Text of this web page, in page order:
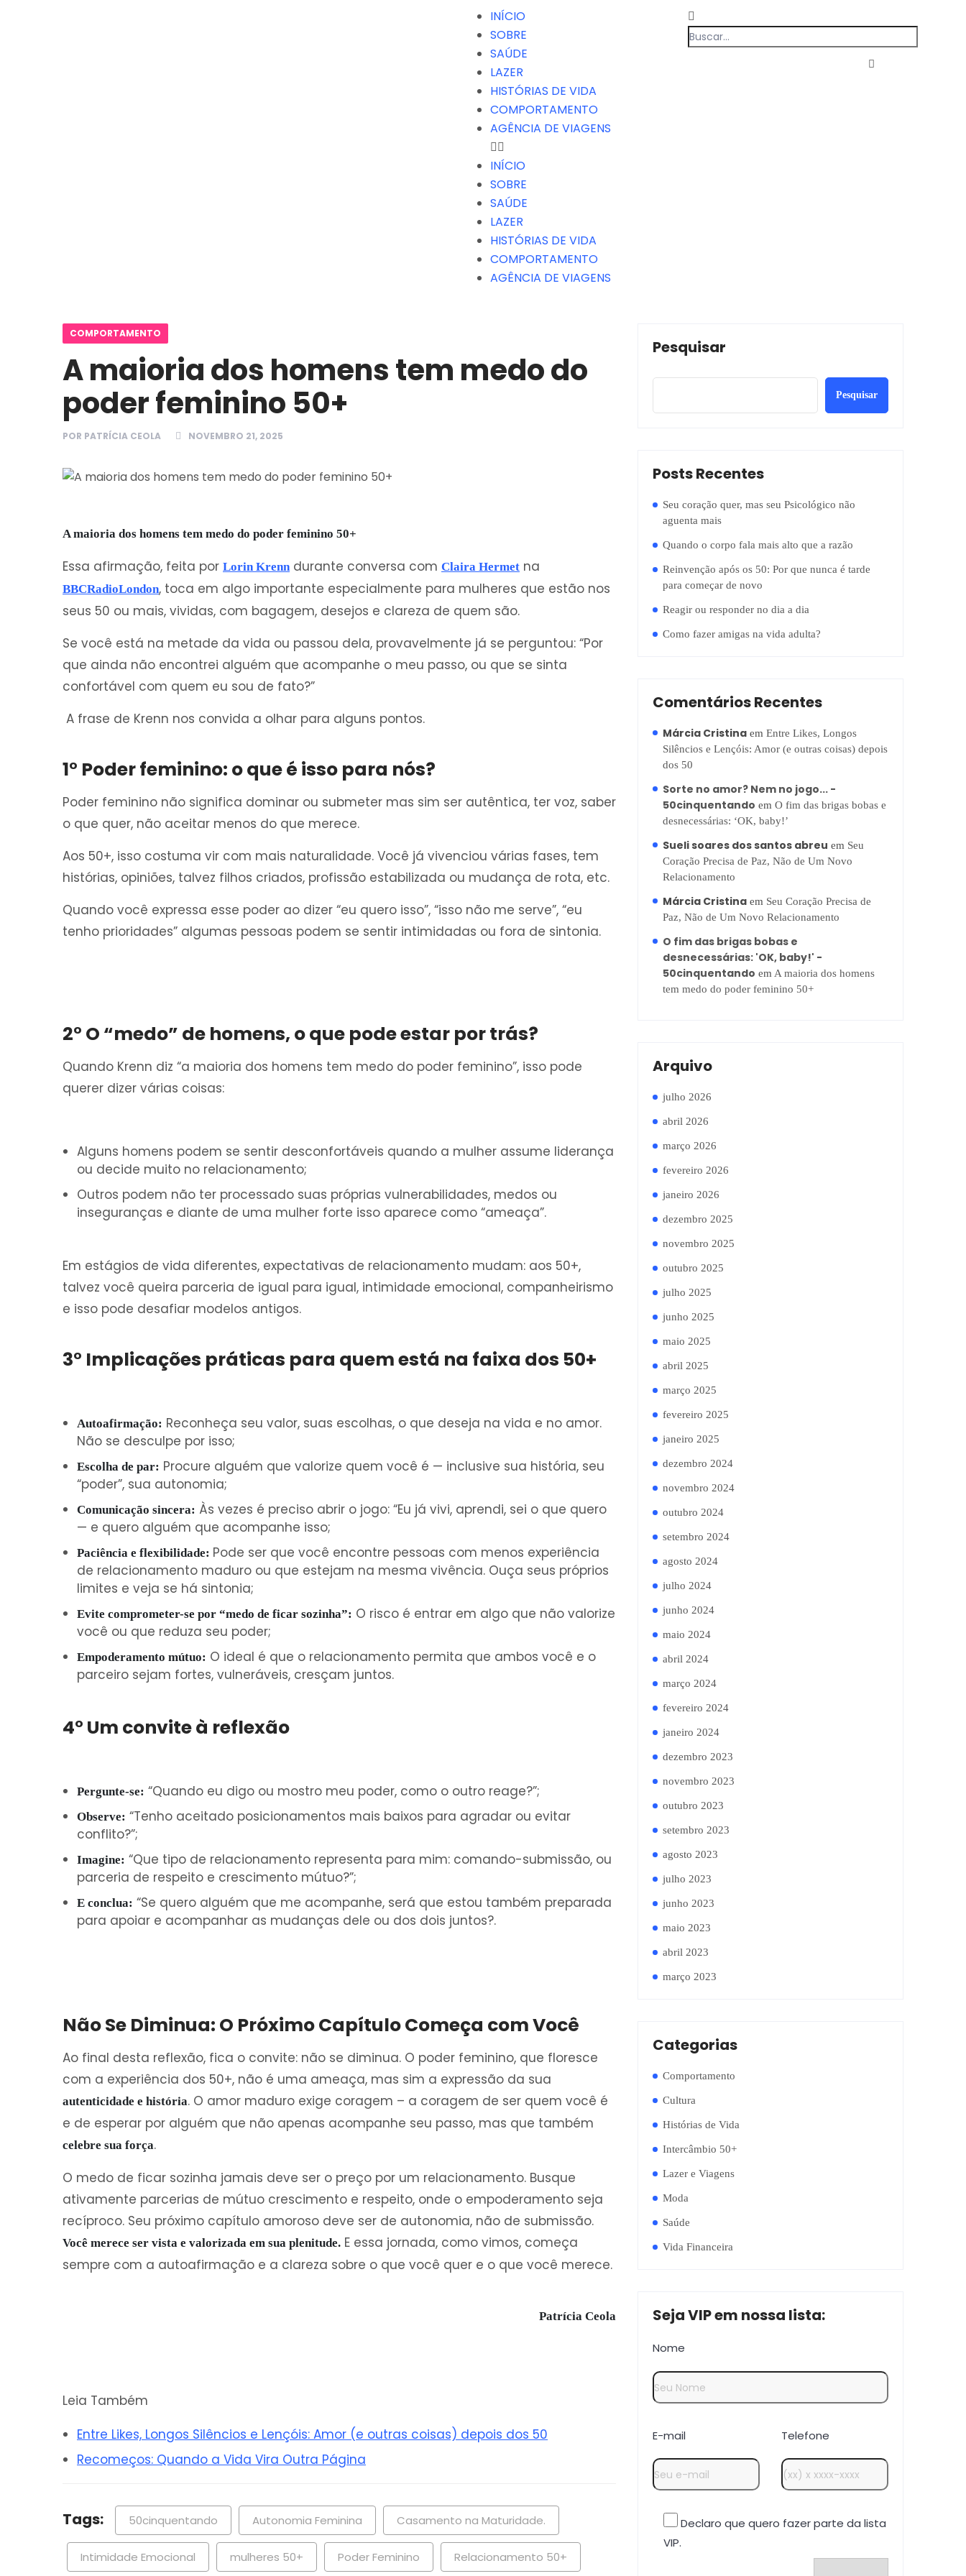
INÍCIO
SOBRE
SAÚDE
LAZER
HISTÓRIAS DE VIDA
COMPORTAMENTO
AGÊNCIA DE VIAGENS
INÍCIO
SOBRE
SAÚDE
LAZER
HISTÓRIAS DE VIDA
COMPORTAMENTO
AGÊNCIA DE VIAGENS
COMPORTAMENTO
A maioria dos homens tem medo do
poder feminino 50+
POR PATRÍCIA CEOLA NOVEMBRO 21, 2025
A maioria dos homens tem medo do poder feminino 50+
Essa afirmação, feita por Lorin Krenndurante conversa com Claira Hermet na
BBCRadioLondon, toca em algo importante especialmente para mulheres que estão nos
seus 50 ou mais, vividas, com bagagem, desejos e clareza de quem são.
Se você está na metade da vida ou passou dela, provavelmente já se perguntou: “Por
que ainda não encontrei alguém que acompanhe o meu passo, ou que se sinta
confortável com quem eu sou de fato?”
A frase de Krenn nos convida a olhar para alguns pontos.
1° Poder feminino: o que é isso para nós?
Poder feminino não significa dominar ou submeter mas sim ser autêntica, ter voz, saber
o que quer, não aceitar menos do que merece.
Aos 50+, isso costuma vir com mais naturalidade. Você já vivenciou várias fases, tem
histórias, opiniões, talvez filhos criados, profissão estabilizada ou mudança de rota, etc.
Quando você expressa esse poder ao dizer “eu quero isso”, “isso não me serve”, “eu
tenho prioridades” algumas pessoas podem se sentir intimidadas ou fora de sintonia.
2° O “medo” de homens, o que pode estar por trás?
Quando Krenn diz “a maioria dos homens tem medo do poder feminino”, isso pode
querer dizer várias coisas:
Alguns homens podem se sentir desconfortáveis quando a mulher assume liderança
ou decide muito no relacionamento;
Outros podem não ter processado suas próprias vulnerabilidades, medos ou
inseguranças e diante de uma mulher forte isso aparece como “ameaça”.
Em estágios de vida diferentes, expectativas de relacionamento mudam: aos 50+,
talvez você queira parceria de igual para igual, intimidade emocional, companheirismo
e isso pode desafiar modelos antigos.
3° Implicações práticas para quem está na faixa dos 50+
Autoafirmação: Reconheça seu valor, suas escolhas, o que deseja na vida e no amor.
Não se desculpe por isso;
Escolha de par: Procure alguém que valorize quem você é — inclusive sua história, seu
“poder”, sua autonomia;
Comunicação sincera: Às vezes é preciso abrir o jogo: “Eu já vivi, aprendi, sei o que quero
— e quero alguém que acompanhe isso;
Paciência e flexibilidade: Pode ser que você encontre pessoas com menos experiência
de relacionamento maduro ou que estejam na mesma vivência. Ouça seus próprios
limites e veja se há sintonia;
Evite comprometer-se por “medo de ficar sozinha”: O risco é entrar em algo que não valorize
você ou que reduza seu poder;
Empoderamento mútuo: O ideal é que o relacionamento permita que ambos você e o
parceiro sejam fortes, vulneráveis, cresçam juntos.
4° Um convite à reflexão
Pergunte-se: “Quando eu digo ou mostro meu poder, como o outro reage?”;
Observe: “Tenho aceitado posicionamentos mais baixos para agradar ou evitar
conflito?”;
Imagine: “Que tipo de relacionamento representa para mim: comando-submissão, ou
parceria de respeito e crescimento mútuo?”;
E conclua: “Se quero alguém que me acompanhe, será que estou também preparada
para apoiar e acompanhar as mudanças dele ou dos dois juntos?.
Não Se Diminua: O Próximo Capítulo Começa com Você
Ao final desta reflexão, fica o convite: não se diminua. O poder feminino, que floresce
com a experiência dos 50+, não é uma ameaça, mas sim a expressão da sua
autenticidade e história. O amor maduro exige coragem – a coragem de ser quem você é
e de esperar por alguém que não apenas acompanhe seu passo, mas que também
celebre sua força.
O medo de ficar sozinha jamais deve ser o preço por um relacionamento. Busque
ativamente parcerias de mútuo crescimento e respeito, onde o empoderamento seja
recíproco. Seu próximo capítulo amoroso deve ser de autonomia, não de submissão.
Você merece ser vista e valorizada em sua plenitude. E essa jornada, como vimos, começa
sempre com a autoafirmação e a clareza sobre o que você quer e o que você merece.
Patrícia Ceola
Leia Também
Entre Likes, Longos Silêncios e Lençóis: Amor (e outras coisas) depois dos 50
Recomeços: Quando a Vida Vira Outra Página
Tags: 50cinquentando Autonomia Feminina Casamento na Maturidade.
Intimidade Emocional mulheres 50+ Poder Feminino Relacionamento 50+
Pesquisar
Pesquisar
Posts Recentes
Seu coração quer, mas seu Psicológico não
aguenta mais
Quando o corpo fala mais alto que a razão
Reinvenção após os 50: Por que nunca é tarde
para começar de novo
Reagir ou responder no dia a dia
Como fazer amigas na vida adulta?
Comentários Recentes
Márcia Cristina em Entre Likes, Longos
Silêncios e Lençóis: Amor (e outras coisas) depois
dos 50
Sorte no amor? Nem no jogo... -
50cinquentando em O fim das brigas bobas e
desnecessárias: ‘OK, baby!’
Sueli soares dos santos abreu em Seu
Coração Precisa de Paz, Não de Um Novo
Relacionamento
Márcia Cristina em Seu Coração Precisa de
Paz, Não de Um Novo Relacionamento
O fim das brigas bobas e
desnecessárias: 'OK, baby!' -
50cinquentando em A maioria dos homens
tem medo do poder feminino 50+
Arquivo
julho 2026
abril 2026
março 2026
fevereiro 2026
janeiro 2026
dezembro 2025
novembro 2025
outubro 2025
julho 2025
junho 2025
maio 2025
abril 2025
março 2025
fevereiro 2025
janeiro 2025
dezembro 2024
novembro 2024
outubro 2024
setembro 2024
agosto 2024
julho 2024
junho 2024
maio 2024
abril 2024
março 2024
fevereiro 2024
janeiro 2024
dezembro 2023
novembro 2023
outubro 2023
setembro 2023
agosto 2023
julho 2023
junho 2023
maio 2023
abril 2023
março 2023
Categorias
Comportamento
Cultura
Histórias de Vida
Intercâmbio 50+
Lazer e Viagens
Moda
Saúde
Vida Financeira
Seja VIP em nossa lista:
Nome
E-mail Telefone
Declaro que quero fazer parte da lista
VIP.